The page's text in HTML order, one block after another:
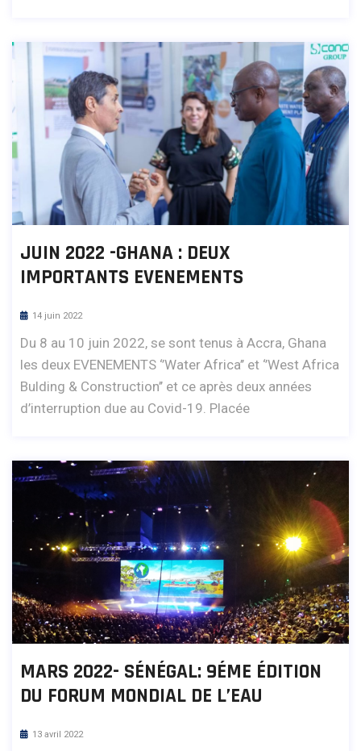
JUIN 2022 -GHANA : DEUX
IMPORTANTS EVENEMENTS
14 juin 2022
Du 8 au 10 juin 2022, se sont tenus à Accra, Ghana
les deux EVENEMENTS ‘’Water Africa’’ et ‘’West Africa
Bulding & Construction’’ et ce après deux années
d’interruption due au Covid-19. Placée
MARS 2022- SÉNÉGAL: 9ÉME ÉDITION
DU FORUM MONDIAL DE L’EAU
13 avril 2022